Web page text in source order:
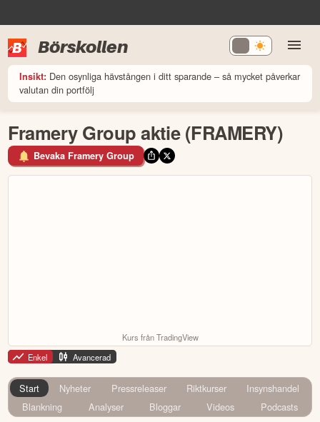
Börskollen
Insikt: Den osynliga hävstången i ditt sparande – så mycket påverkar
valutan din portfölj
Framery Group aktie (FRAMERY)
Bevaka Framery Group
Kurs från TradingView
Enkel
Avancerad
Start Nyheter Pressreleaser Riktkurser
Insynshandel
Blankning
Analyser Bloggar Videos Podcasts